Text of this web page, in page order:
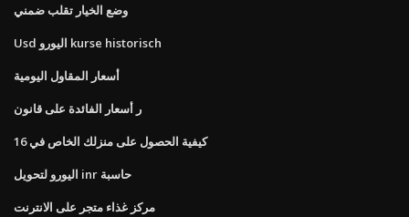
وضع الخيار تقلب ضمني
Usd اليورو kurse historisch
أسعار المقاول اليومية
ر أسعار الفائدة على قانون
كيفية الحصول على منزلك الخاص في 16
اليورو لتحويل inr حاسبة
مركز غذاء متجر على الانترنت